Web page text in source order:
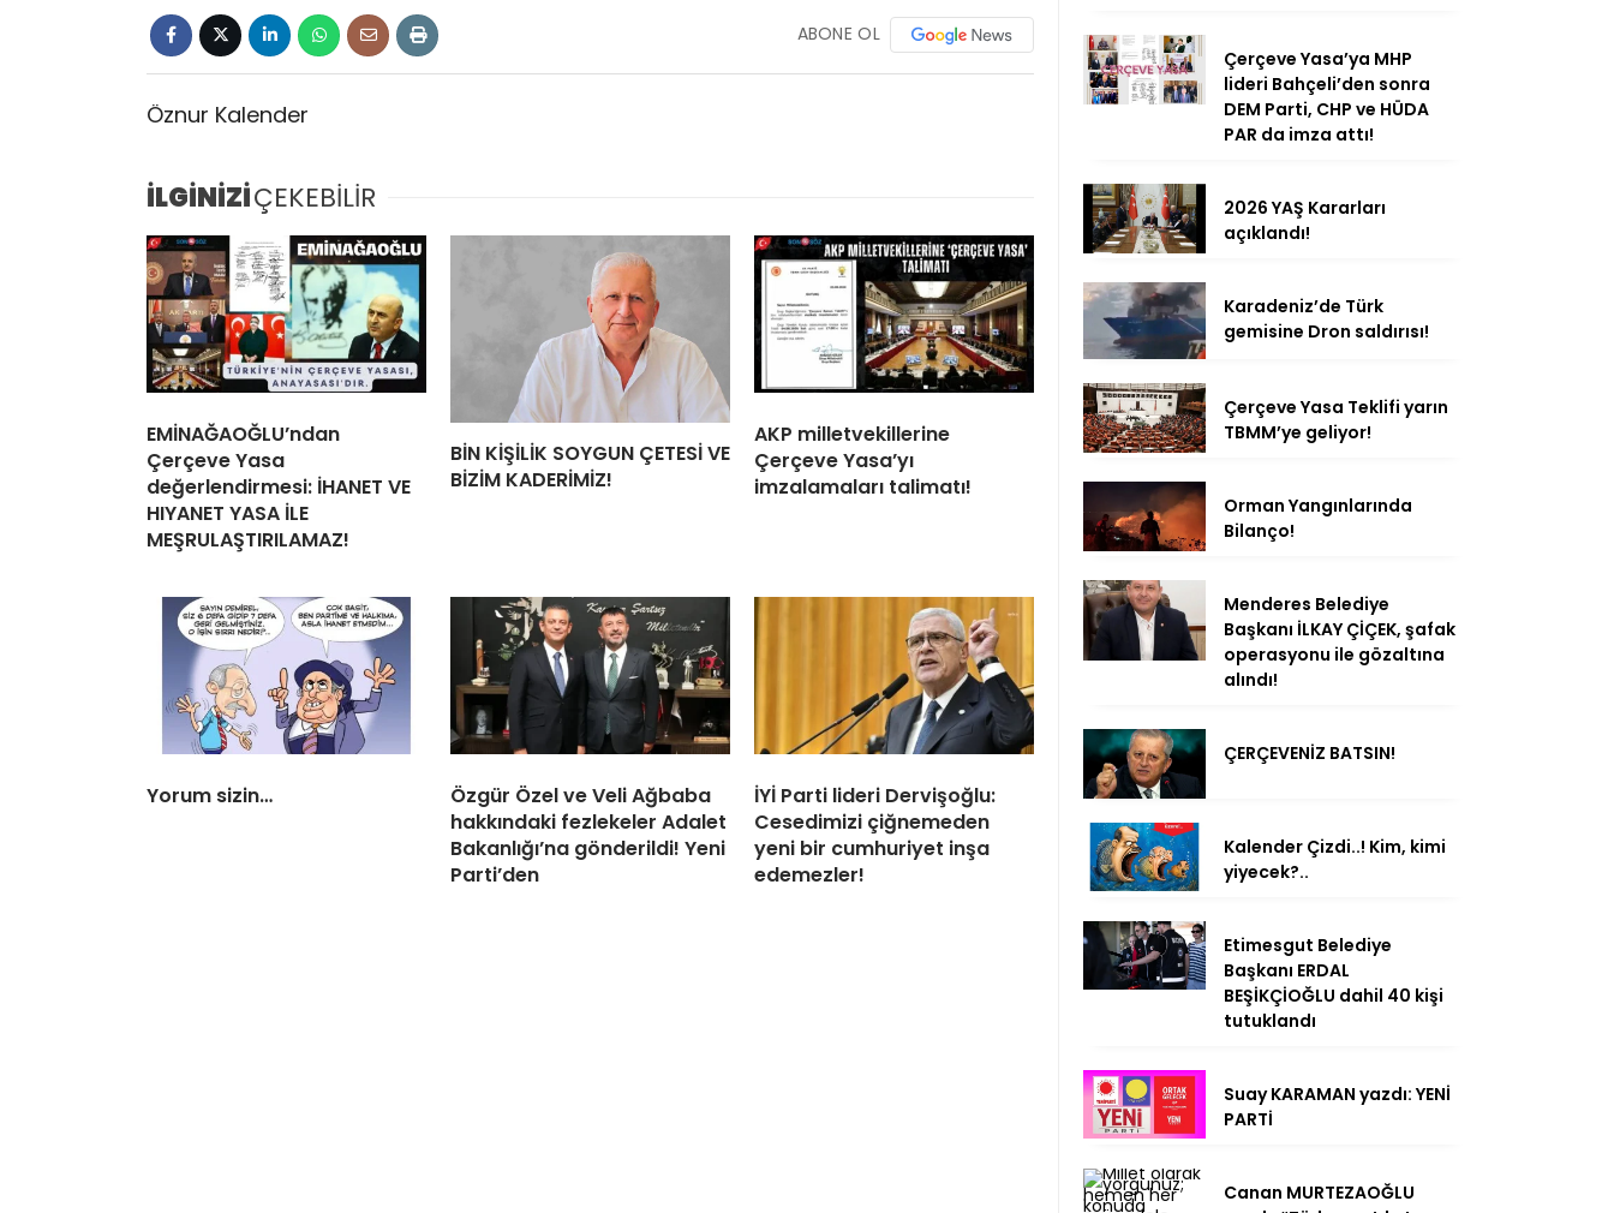
ABONE OL
Öznur Kalender
İLGİNİZİÇEKEBİLİR
EMİNAĞAOĞLU’ndan
Çerçeve Yasa
değerlendirmesi: İHANET VE
HIYANET YASA İLE
MEŞRULAŞTIRILAMAZ!
BİN KİŞİLİK SOYGUN ÇETESİ VE
BİZİM KADERİMİZ!
AKP milletvekillerine
Çerçeve Yasa’yı
imzalamaları talimatı!
Yorum sizin…
Özgür Özel ve Veli Ağbaba
hakkındaki fezlekeler Adalet
Bakanlığı’na gönderildi! Yeni
Parti’den
İYİ Parti lideri Dervişoğlu:
Cesedimizi çiğnemeden
yeni bir cumhuriyet inşa
edemezler!
Çerçeve Yasa’ya MHP
lideri Bahçeli’den sonra
DEM Parti, CHP ve HÜDA
PAR da imza attı!
2026 YAŞ Kararları
açıklandı!
Karadeniz’de Türk
gemisine Dron saldırısı!
Çerçeve Yasa Teklifi yarın
TBMM’ye geliyor!
Orman Yangınlarında
Bilanço!
Menderes Belediye
Başkanı İLKAY ÇİÇEK, şafak
operasyonu ile gözaltına
alındı!
ÇERÇEVENİZ BATSIN!
Kalender Çizdi..! Kim, kimi
yiyecek?..
Etimesgut Belediye
Başkanı ERDAL
BEŞİKÇİOĞLU dahil 40 kişi
tutuklandı
Suay KARAMAN yazdı: YENİ
PARTİ
Canan MURTEZAOĞLU